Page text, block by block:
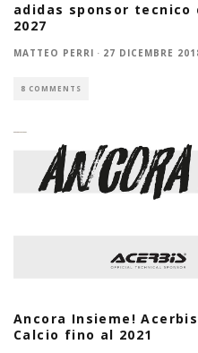
adidas sponsor
2027
MATTEO PERRI · 27 DICEMBRE
8 COMMENTS
Ancora Insieme!
Calcio fino al 2021